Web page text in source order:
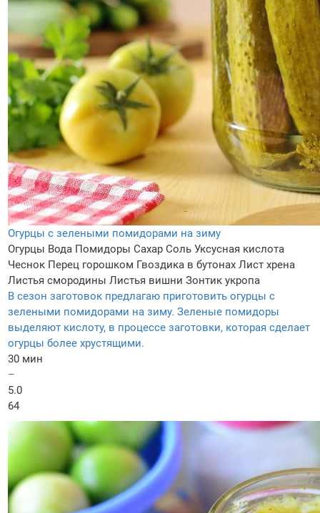
Огурцы с зелеными помидорами на зиму
Огурцы Вода Помидоры Сахар Соль Уксусная кислота
Чеснок Перец горошком Гвоздика в бутонах Лист хрена
Листья смородины Листья вишни Зонтик укропа
В сезон заготовок предлагаю приготовить огурцы с
зелеными помидорами на зиму. Зеленые помидоры
выделяют кислоту, в процессе заготовки, которая сделает
огурцы более хрустящими.
30 мин
–
5.0
64